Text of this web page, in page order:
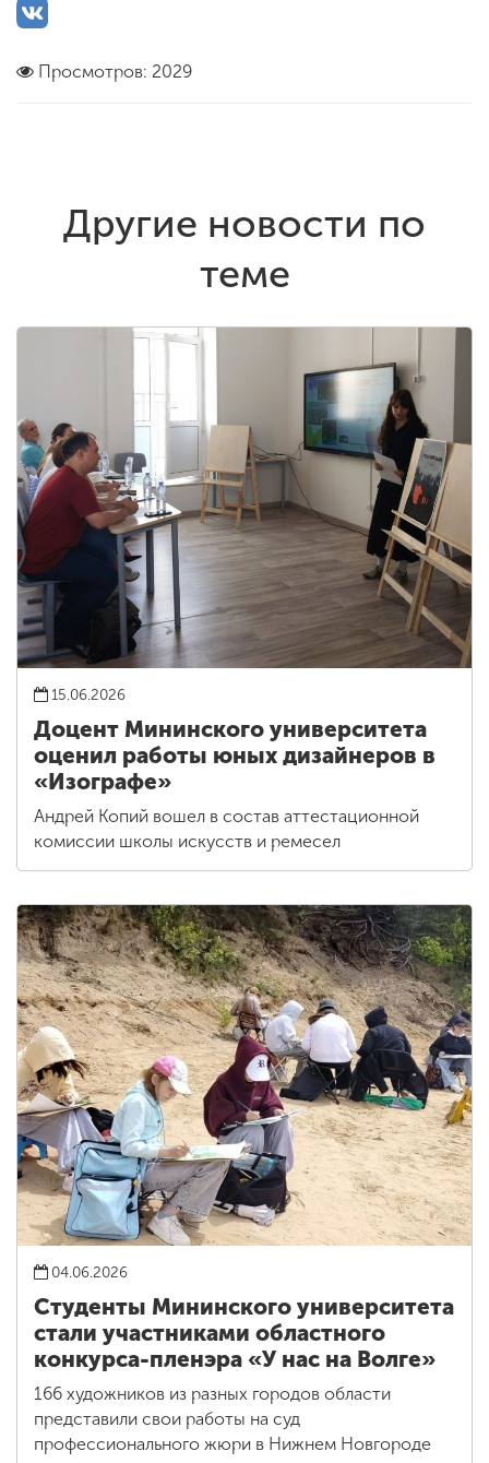
Просмотров: 2029
Другие новости по
теме
15.06.2026
Доцент Мининского университета
оценил работы юных дизайнеров в
«Изографе»
Андрей Копий вошел в состав аттестационной
комиссии школы искусств и ремесел
04.06.2026
Студенты Мининского университета
стали участниками областного
конкурса-пленэра «У нас на Волге»
166 художников из разных городов области
представили свои работы на суд
профессионального жюри в Нижнем Новгороде